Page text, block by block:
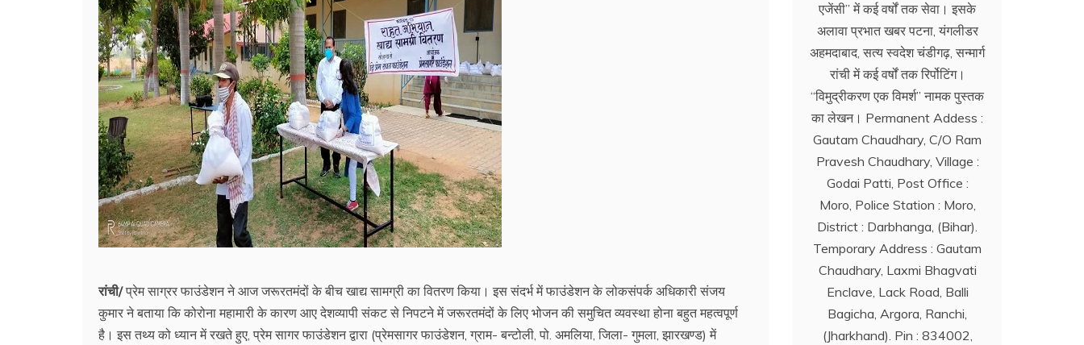
रांची/प्रेम साग्रर फाउंडेशन ने आज जरूरतमंदों के बीच खाद्य सामग्री का वितरण किया। इस संदर्भ में फाउंडेशन के लोकसंपर्क अधिकारी संजय
कुमार ने बताया कि कोरोना महामारी के कारण आए देशव्यापी संकट से निपटने में जरूरतमंदों के लिए भोजन की समुचित व्यवस्था होना बहुत महत्वपूर्ण
है। इस तथ्य को ध्यान में रखते हुए, प्रेम सागर फाउंडेशन द्वारा (प्रेमसागर फाउंडेशन, ग्राम- बन्टोली, पो. अमलिया, जिला- गुमला, झारखण्ड) में
एजेंसी’’ में कई वर्षों तक सेवा। इसके
अलावा प्रभात खबर पटना, यंगलीडर
अहमदाबाद, सत्य स्वदेश चंडीगढ़, सन्मार्ग
रांची में कई वर्षों तक रिर्पोटिंग।
‘‘विमुद्रीकरण एक विमर्श’’ नामक पुस्तक
का लेखन। Permanent Addess :
Gautam Chaudhary, C/O Ram
Pravesh Chaudhary, Village :
Godai Patti, Post Office :
Moro, Police Station : Moro,
District : Darbhanga, (Bihar).
Temporary Address : Gautam
Chaudhary, Laxmi Bhagvati
Enclave, Lack Road, Balli
Bagicha, Argora, Ranchi,
(Jharkhand). Pin : 834002,